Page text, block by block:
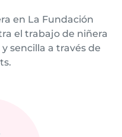
en La Fundación
el trabajo de niñera
sencilla a través de